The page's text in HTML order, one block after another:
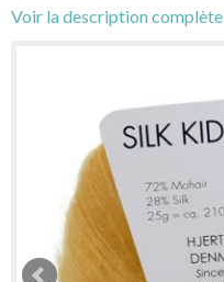
Voir la description complète